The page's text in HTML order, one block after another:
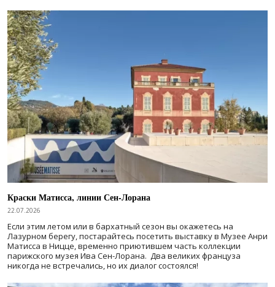
Краски Матисса, линии Сен-Лорана
22.07.2026
Если этим летом или в бархатный сезон вы окажетесь на
Лазурном берегу, постарайтесь посетить выставку в Музее Анри
Матисса в Ницце, временно приютившем часть коллекции
парижского музея Ива Сен-Лорана. Два великих француза
никогда не встречались, но их диалог состоялся!